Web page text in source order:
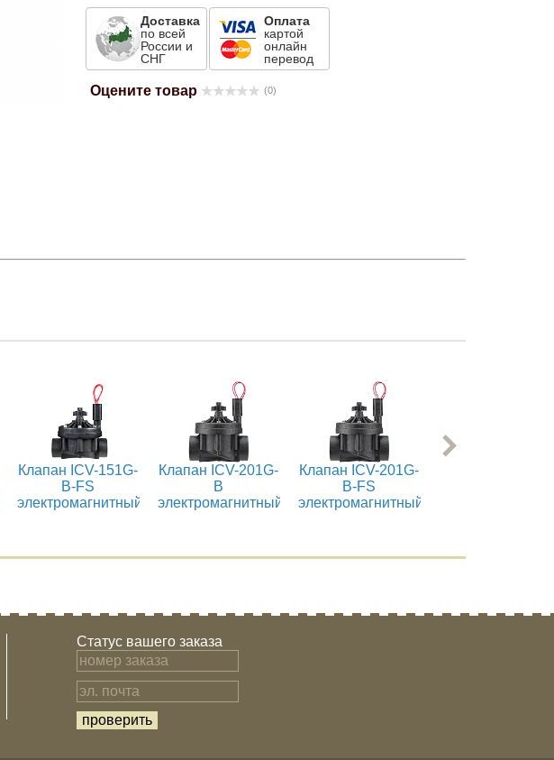
Доставка
по всей
России и
СНГ
Оплата
картой
онлайн
перевод
Оцените товар (0)
Клапан ICV-151G-
B-FS
электромагнитный
Клапан ICV-201G-
B
электромагнитный
Клапан ICV-201G-
B-FS
электромагнитный
Статус вашего заказа